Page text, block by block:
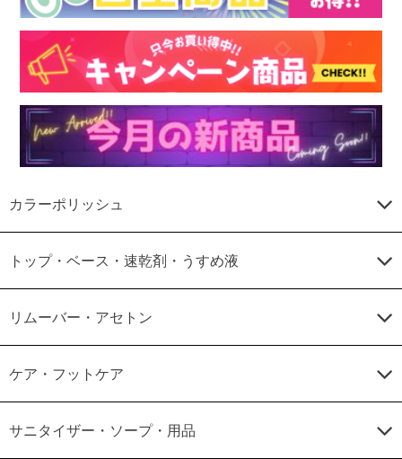
カラーポリッシュ
トップ・ベース・速乾剤・うすめ液
リムーバー・アセトン
ケア・フットケア
サニタイザー・ソープ・用品